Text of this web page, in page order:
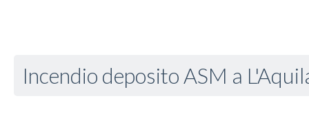
Incendio deposito ASM a